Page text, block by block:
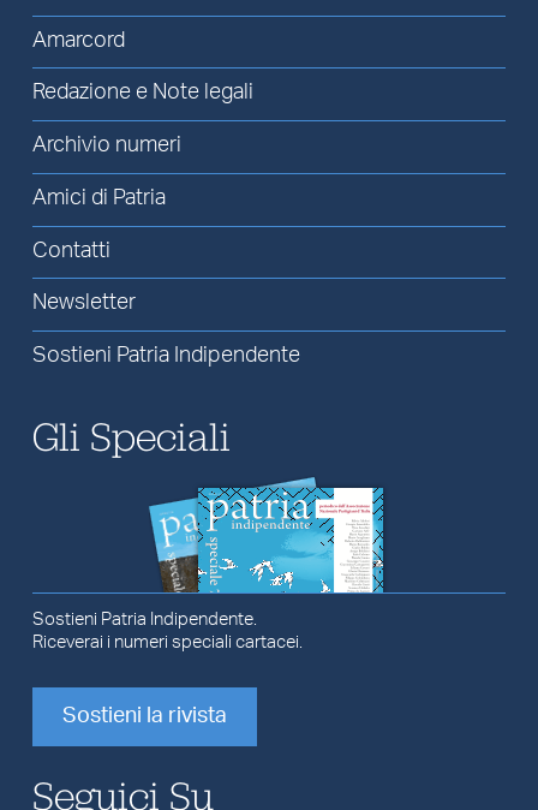
Amarcord
Redazione e Note legali
Archivio numeri
Amici di Patria
Contatti
Newsletter
Sostieni Patria Indipendente
Gli Speciali
Sostieni Patria Indipendente.
Riceverai i numeri speciali cartacei.
Sostieni la rivista
Seguici Su